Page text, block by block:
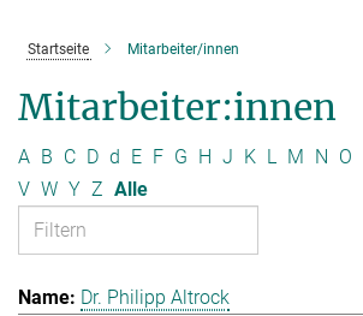
Startseite Mitarbeiter/innen
Mitarbeiter:innen
A B C D d E F G H J K L M N O
V W Y Z Alle
Dr. Philipp Altrock